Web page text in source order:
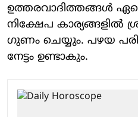
ഉത്തരവാദിത്തങ്ങൾ
നിക്ഷേപ കാര്യങ്ങളിൽ
ഗുണം ചെയ്യും. പഴയ
നേട്ടം ഉണ്ടാകും.